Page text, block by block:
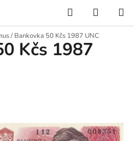
Hledat
/ Bankovka 50 Kčs 1987 UNC
Kčs 1987